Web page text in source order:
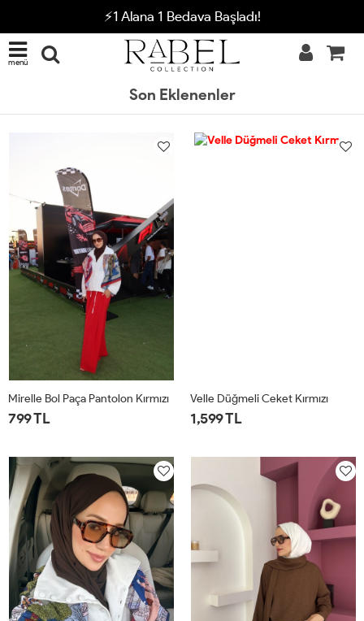
⚡1 Alana 1 Bedava Başladı!
menü
Son Eklenenler
Mirelle Bol Paça Pantolon Kırmızı
799 TL
Velle Düğmeli Ceket Kırmızı
1,599 TL